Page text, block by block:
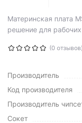
Материнская плата
решение для
(0 отзывов)
Производитель
Код производителя
Производитель
Сокет